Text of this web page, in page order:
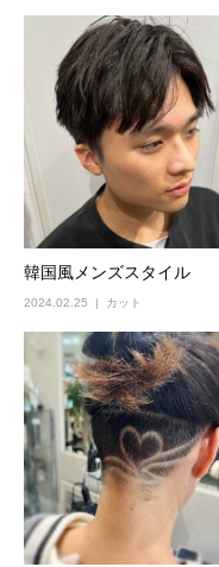
韓国風メンズスタイル
2024.02.25 カット